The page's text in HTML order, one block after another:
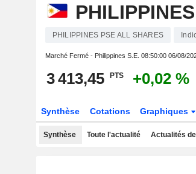
PHILIPPINES PSE ALL SHARES
Marché Fermé - Philippines S.E. 08:50:00 06/08/
3 413,45 PTS +0,02 %
Synthèse Cotations Graphiques
Synthèse Toute l'actualité Actualités